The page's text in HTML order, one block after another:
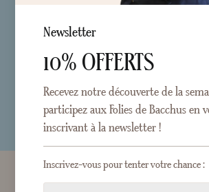
Newsletter
10% OFFERTS
Recevez notre découverte de la
participez aux Folies de Bacchus en
inscrivant à la newsletter !
Inscrivez-vous pour tenter votre chance :